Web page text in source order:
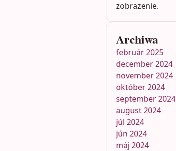
zobrazenie.
Archiwa
február 2025
december 2024
november 2024
október 2024
september 2024
august 2024
júl 2024
jún 2024
máj 2024